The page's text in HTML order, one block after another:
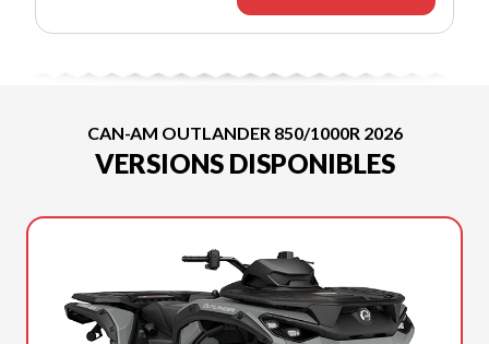
CAN-AM OUTLANDER 850/1000R 2026
VERSIONS DISPONIBLES